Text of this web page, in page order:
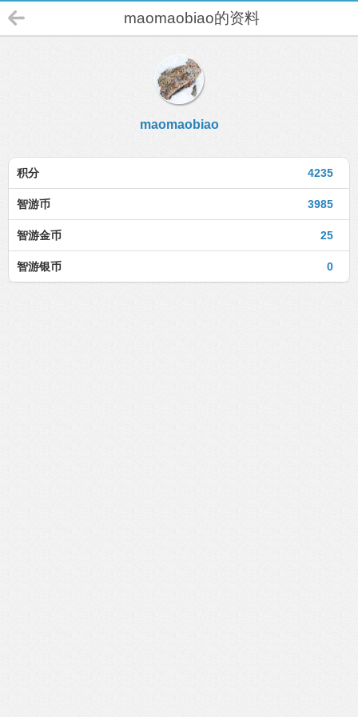
maomaobiao的资料
maomaobiao
4235
积分
3985
智游币
25
智游金币
0
智游银币